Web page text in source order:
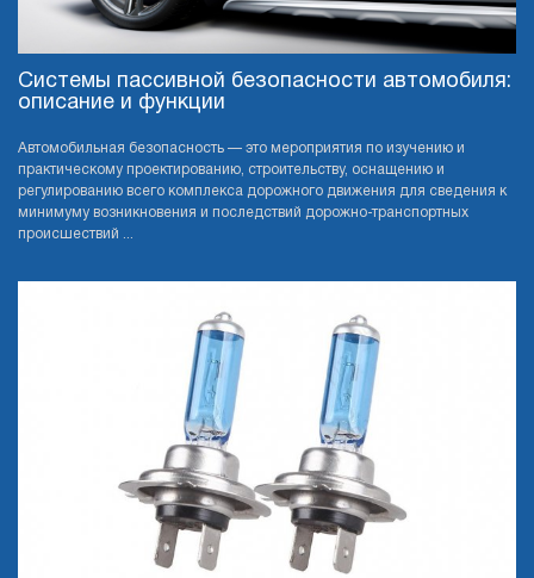
Системы пассивной безопасности автомобиля:
описание и функции
Автомобильная безопасность — это мероприятия по изучению и
практическому проектированию, строительству, оснащению и
регулированию всего комплекса дорожного движения для сведения к
минимуму возникновения и последствий дорожно-транспортных
происшествий ...